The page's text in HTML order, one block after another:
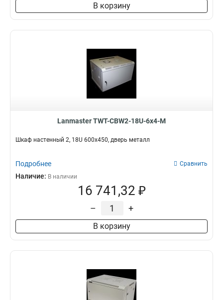
В корзину
Lanmaster TWT-CBW2-18U-6x4-M
Шкаф настенный 2, 18U 600x450, дверь металл
Подробнее Сравнить
Наличие: В наличии
16 741,32 ₽
– +
В корзину